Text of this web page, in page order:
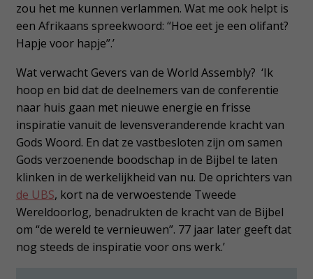
zou het me kunnen verlammen. Wat me ook helpt is
een Afrikaans spreekwoord: “Hoe eet je een olifant?
Hapje voor hapje”.’
Wat verwacht Gevers van de World Assembly? ‘Ik
hoop en bid dat de deelnemers van de conferentie
naar huis gaan met nieuwe energie en frisse
inspiratie vanuit de levensveranderende kracht van
Gods Woord. En dat ze vastbesloten zijn om samen
Gods verzoenende boodschap in de Bijbel te laten
klinken in de werkelijkheid van nu. De oprichters van
de UBS, kort na de verwoestende Tweede
Wereldoorlog, benadrukten de kracht van de Bijbel
om “de wereld te vernieuwen”. 77 jaar later geeft dat
nog steeds de inspiratie voor ons werk.’